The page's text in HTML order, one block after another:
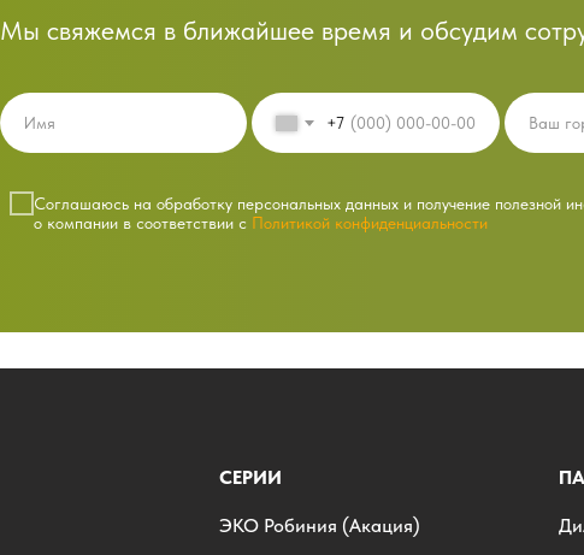
Мы свяжемся в ближайшее время и обсудим
+7
Cоглашаюсь на обработку персональных данных и получение полезной
о компании в соответствии с Политикой конфиденциальности
СЕРИИ
ЭKO Робиния (Акация)